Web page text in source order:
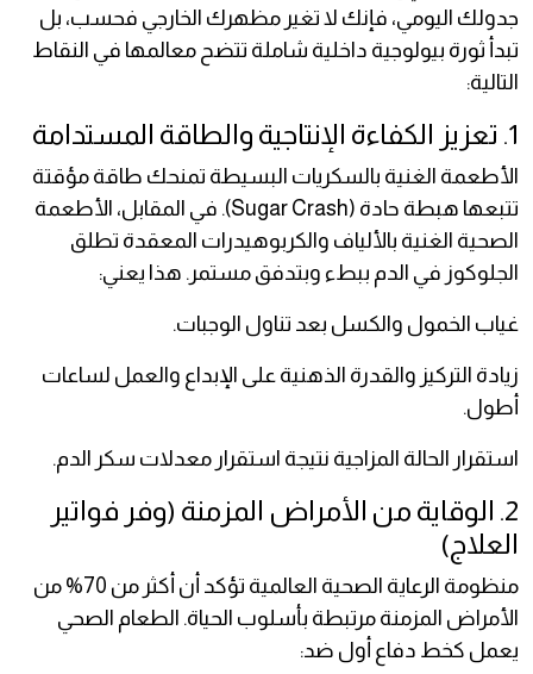
جدولك اليومي، فإنك لا تغير مظهرك الخارجي فحسب، بل
تبدأ ثورة بيولوجية داخلية شاملة تتضح معالمها في النقاط
التالية:
1. تعزيز الكفاءة الإنتاجية والطاقة المستدامة
الأطعمة الغنية بالسكريات البسيطة تمنحك طاقة مؤقتة
تتبعها هبطة حادة (Sugar Crash). في المقابل، الأطعمة
الصحية الغنية بالألياف والكربوهيدرات المعقدة تطلق
الجلوكوز في الدم ببطء وبتدفق مستمر. هذا يعني:
غياب الخمول والكسل بعد تناول الوجبات.
زيادة التركيز والقدرة الذهنية على الإبداع والعمل لساعات
أطول.
استقرار الحالة المزاجية نتيجة استقرار معدلات سكر الدم.
2. الوقاية من الأمراض المزمنة (وفر فواتير
العلاج)
منظومة الرعاية الصحية العالمية تؤكد أن أكثر من 70% من
الأمراض المزمنة مرتبطة بأسلوب الحياة. الطعام الصحي
يعمل كخط دفاع أول ضد: